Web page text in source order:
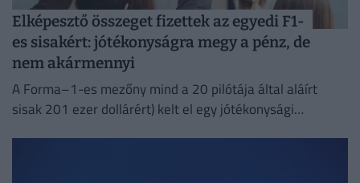
Elképesztő összeget fizettek az egyedi F1-
es sisakért: jótékonyságra megy a pénz, de
nem akármennyi
A Forma–1-es mezőny mind a 20 pilótája által aláírt
sisak 201 ezer dollárért) kelt el egy jótékonysági